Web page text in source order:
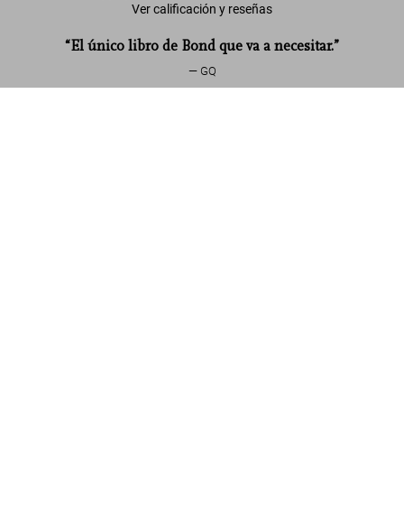
Ver calificación y reseñas
“El único libro de Bond que va a necesitar.”
GQ